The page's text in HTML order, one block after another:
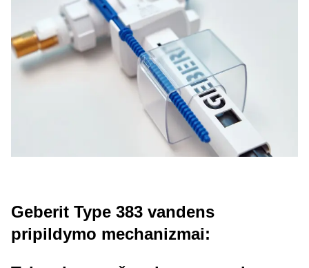
Geberit Type 383 vandens
pripildymo mechanizmai: